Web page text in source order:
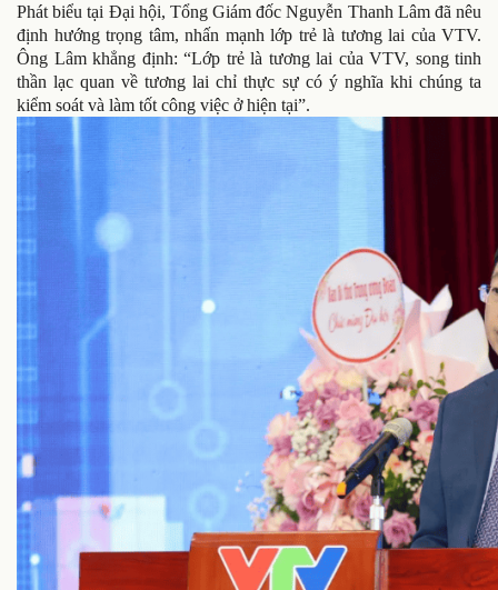
Phát biểu tại Đại hội, Tổng Giám đốc Nguyễn Thanh Lâm đã nêu
định hướng trọng tâm, nhấn mạnh lớp trẻ là tương lai của VTV.
Ông Lâm khẳng định: “Lớp trẻ là tương lai của VTV, song tinh
thần lạc quan về tương lai chỉ thực sự có ý nghĩa khi chúng ta
kiểm soát và làm tốt công việc ở hiện tại”.